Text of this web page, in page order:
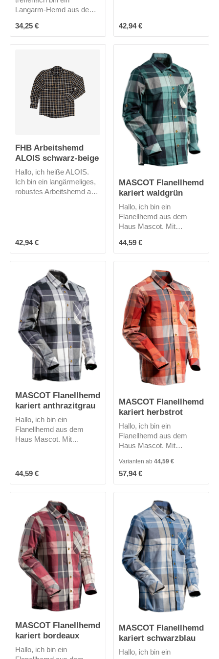
Langarm-Hemd aus dem
Männer wie Frauen
gleichermaßen und habe
Materialzusammensetzun
g unterstützt die
Bewegungsfreiheit. 2
aufgesetzte Brusttaschen,
davon eine mit Stift-Loch
helfen dir im
Regulärer Preis:
34,25 €
Regulärer Preis:
42,94 €
FHB Arbeitshemd
ALOIS schwarz-beige
Hallo, ich heiße ALOIS.
Ich bin ein langärmeliges,
robustes Arbeitshemd aus
Dinge.
Regulärer Preis:
42,94 €
MASCOT Flanellhemd
kariert waldgrün
Hallo, ich bin ein
Flanellhemd aus dem
Haus Mascot. Mit
Brusttasche mit
Stifttasche. Ärmel können
Knopf befestigt werden.
Ärmelschlitz, verstärkt.
Manschetten mit
Knopfregulierung. OEKO-
TEX® STANDARD 100
Regulärer Preis:
44,59 €
MASCOT Flanellhemd
kariert anthrazitgrau
Hallo, ich bin ein
Flanellhemd aus dem
Haus Mascot. Mit
hochgekrempelt und mit
Manschetten mit
Knopfregulierung. OEKO-
TEX® STANDARD 100
Regulärer Preis:
44,59 €
MASCOT Flanellhemd
kariert herbstrot
Hallo, ich bin ein
Flanellhemd aus dem
Haus Mascot. Mit
Brusttasche mit
Stifttasche. Ärmel können
hochgekrempelt und mit
Knopf befestigt werden.
Ärmelschlitz, verstärkt.
Manschetten mit
Knopfregulierung. OEKO-
TEX® STANDARD 100
Varianten ab 44,59 €
Regulärer Preis:
57,94 €
MASCOT Flanellhemd
kariert bordeaux
Hallo, ich bin ein
MASCOT Flanellhemd
kariert schwarzblau
Hallo, ich bin ein